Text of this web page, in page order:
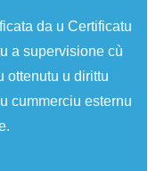
da u Certificatu
a supervisione cù
ottenutu u dirittu
cummerciu esternu